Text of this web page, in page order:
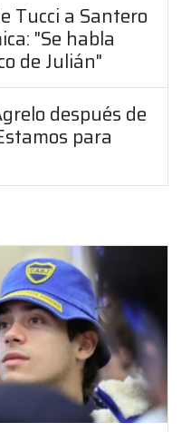
Tucci a Santero
"Se habla
de Julián"
después de
para